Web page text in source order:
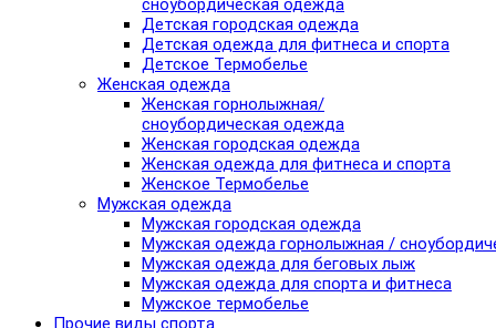
сноубордическая одежда
Детская городская одежда
Детская одежда для фитнеса и спорта
Детское Термобелье
Женская одежда
Женская горнолыжная/
сноубордическая одежда
Женская городская одежда
Женская одежда для фитнеса и спорта
Женское Термобелье
Мужская одежда
Мужская городская одежда
Мужская одежда горнолыжная /
Мужская одежда для беговых лыж
Мужская одежда для спорта и фитнеса
Мужское термобелье
Прочие виды спорта